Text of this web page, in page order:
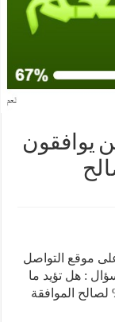
يوافقون
التواصل
تؤيد ما
حيث صوت 67% لصالح الموافقة